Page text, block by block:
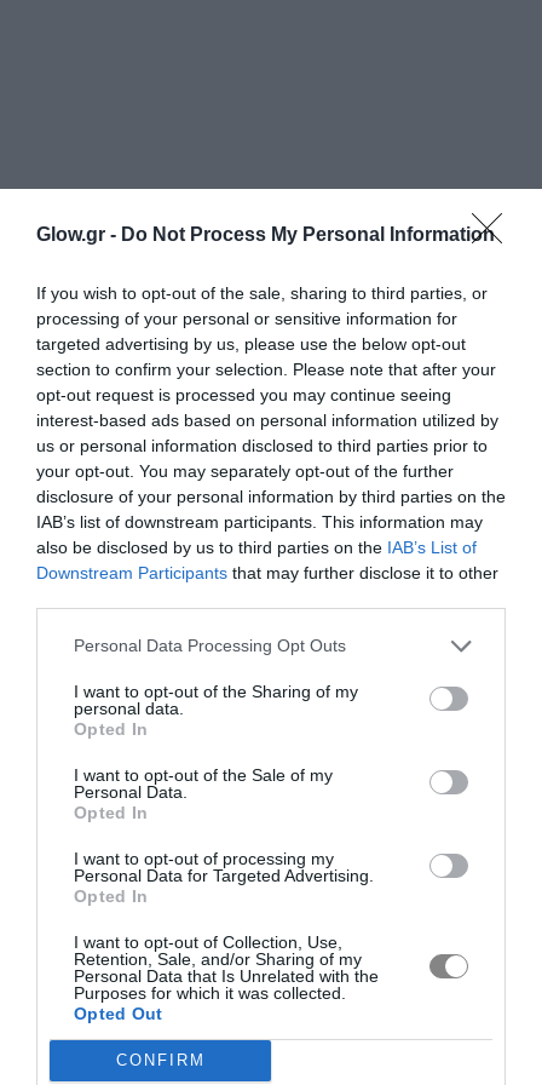
Glow.gr - Do Not Process My Personal Information
If you wish to opt-out of the sale, sharing to third parties, or
processing of your personal or sensitive information for
targeted advertising by us, please use the below opt-out
section to confirm your selection. Please note that after your
opt-out request is processed you may continue seeing
interest-based ads based on personal information utilized by
us or personal information disclosed to third parties prior to
your opt-out. You may separately opt-out of the further
disclosure of your personal information by third parties on the
IAB’s list of downstream participants. This information may
also be disclosed by us to third parties on the IAB’s List of
Downstream Participants that may further disclose it to other
Personal Data Processing Opt Outs
I want to opt-out of the Sharing of my
personal data.
Opted In
I want to opt-out of the Sale of my
Personal Data.
Opted In
I want to opt-out of processing my
Personal Data for Targeted Advertising.
Opted In
I want to opt-out of Collection, Use,
Retention, Sale, and/or Sharing of my
Personal Data that Is Unrelated with the
Purposes for which it was collected.
Opted Out
CONFIRM